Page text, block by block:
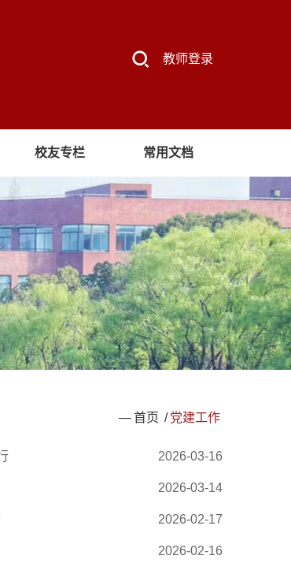
教师登录
校友专栏 常用文档
—首页 / 党建工作
2026-03-16
2026-03-14
2026-02-17
2026-02-16